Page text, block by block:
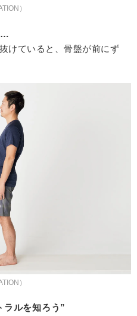
）
…
けていると、骨盤が前にず
）
ルを知ろう”